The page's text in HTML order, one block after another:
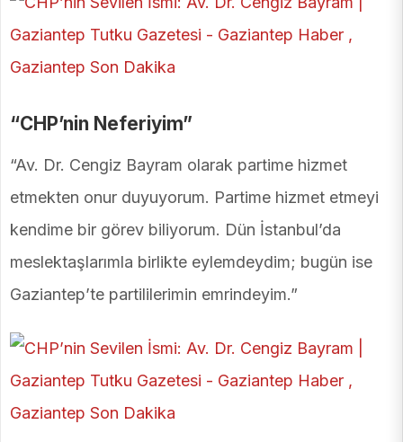
“CHP’nin Neferiyim”
“Av. Dr. Cengiz Bayram olarak partime hizmet
etmekten onur duyuyorum. Partime hizmet etmeyi
kendime bir görev biliyorum. Dün İstanbul’da
meslektaşlarımla birlikte eylemdeydim; bugün ise
Gaziantep’te partililerimin emrindeyim.”